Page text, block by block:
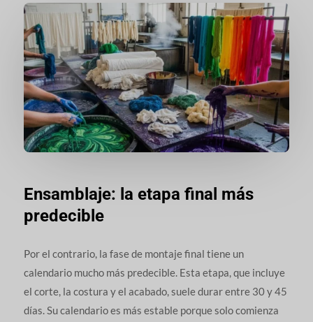
Ensamblaje: la etapa final más
predecible
Por el contrario, la fase de montaje final tiene un
calendario mucho más predecible. Esta etapa, que incluye
el corte, la costura y el acabado, suele durar entre 30 y 45
días. Su calendario es más estable porque solo comienza